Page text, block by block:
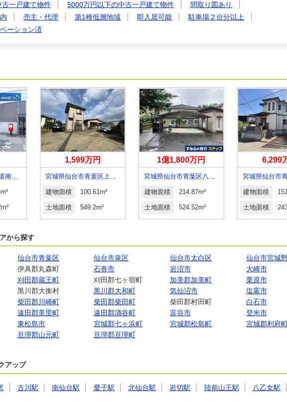
一戸建て物件
5000万円以下の中古一戸建て物件
間取り図あり
売主・代理 第1種低層地域 即入居可能
駐車場２台分以上
ーション済
宮城県石巻市大街道南５丁目
1,599万円
宮城県仙台市青葉区上愛子字大岩
建物面積 100.61m²
土地面積 549.2m²
1億1,800万円
宮城県仙台市青葉区八幡５
建物面積 214.87m²
土地面積 524.52m²
6,299
建物面積
土地面積
から探す
仙台市青葉区 仙台市泉区 仙台市太白区
仙台市宮城
伊具郡丸森町 石巻市 岩沼市
大崎市
刈田郡蔵王町 刈田郡七ヶ宿町 加美郡加美町
栗原市
黒川郡大衡村 黒川郡大和町 気仙沼市
塩竈市
柴田郡川崎町 柴田郡柴田町 柴田郡村田町
白石市
遠田郡美里町 遠田郡涌谷町 富谷市
登米市
東松島市 宮城郡七ヶ浜町 宮城郡松島町
宮城郡利府
亘理郡山元町 亘理郡亘理町
アップ
古川駅 南仙台駅 愛子駅 北仙台駅 岩切駅 陸前山王駅
八乙女駅